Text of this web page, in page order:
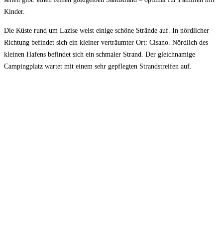
Kinder.
Die Küste rund um Lazise weist einige schöne Strände auf. In nördlicher
Richtung befindet sich ein kleiner verträumter Ort: Cisano. Nördlich des
kleinen Hafens befindet sich ein schmaler Strand. Der gleichnamige
Campingplatz wartet mit einem sehr gepflegten Strandstreifen auf.